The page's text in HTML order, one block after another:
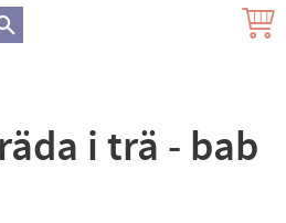
i trä - bab